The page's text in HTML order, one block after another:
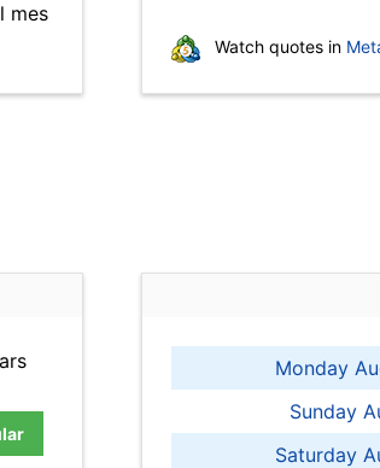
mes
Watch quotes in
Monday
Sunday
Saturday